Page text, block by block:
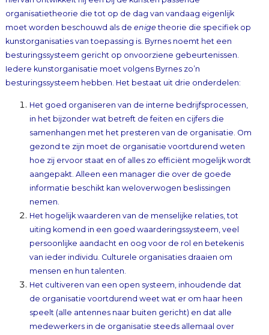
moet worden beschouwd als de enigetheorie die specifiek op
kunstorganisaties van toepassing is. Byrnes noemt het een
besturingssysteem gericht op onvoorziene gebeurtenissen.
Iedere kunstorganisatie moet volgens Byrnes zo’n
besturingssysteem hebben. Het bestaat uit drie onderdelen:
Het goed organiseren van de interne bedrijfsprocessen,
in het bijzonder wat betreft de feiten en cijfers die
samenhangen met het presteren van de organisatie. Om
gezond te zijn moet de organisatie voortdurend weten
hoe zij ervoor staat en of alles zo efficiënt mogelijk wordt
aangepakt. Alleen een manager die over de goede
informatie beschikt kan weloverwogen beslissingen
nemen.
Het hogelijk waarderen van de menselijke relaties, tot
uiting komend in een goed waarderingssysteem, veel
persoonlijke aandacht en oog voor de rol en betekenis
van ieder individu. Culturele organisaties draaien om
mensen en hun talenten.
Het cultiveren van een open systeem, inhoudende dat
de organisatie voortdurend weet wat er om haar heen
speelt (alle antennes naar buiten gericht) en dat alle
medewerkers in de organisatie steeds allemaal over